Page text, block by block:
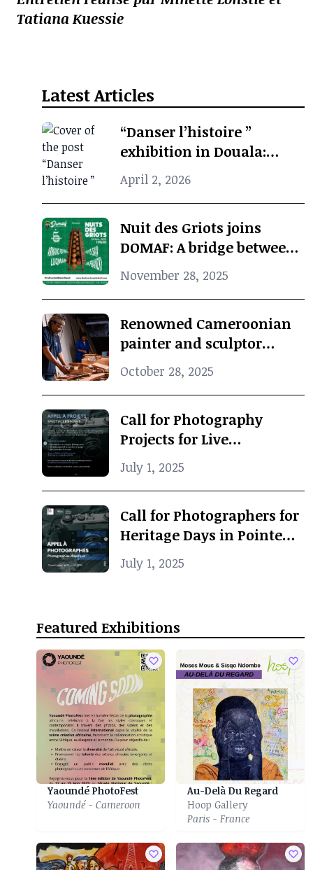
Tatiana Kuessie
Latest Articles
“Danser l’histoire ”
exhibition in Douala:
when photographic
archives revive African
cultural memory
April 2, 2026
Nuit des Griots joins
DOMAF: A bridge between
Douala and Marseille
November 28, 2025
Renowned Cameroonian
painter and sculptor
Koko Komegne dies at 75
October 28, 2025
Call for Photography
Projects for Live
Performance
July 1, 2025
Call for Photographers for
Heritage Days in Pointe-
Noire
July 1, 2025
Featured Exhibitions
Yaoundé PhotoFest
Yaoundé - Cameroon
Au-Delà Du Regard
Hoop Gallery
Paris - France